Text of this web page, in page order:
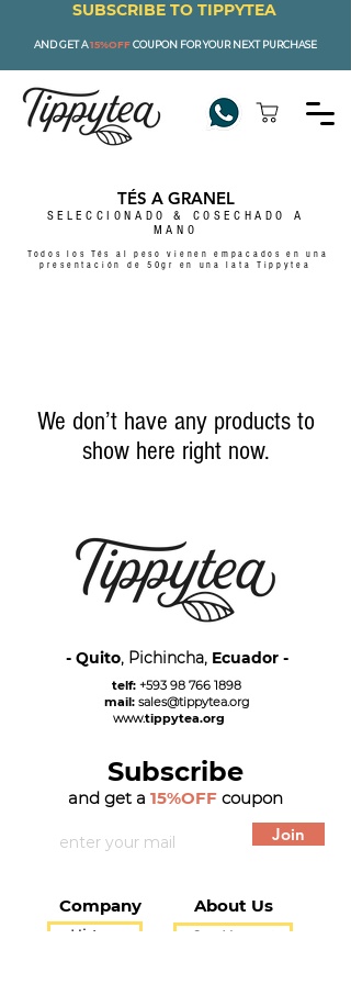
AND GET A15%OFFCOUPON FOR YOUR NEXT PURCHASE
SUBSCRIBE TO TIPPYTEA
TÉS A GRANEL
SELECCIONADO & COSECHADO A
MANO
Todos los Tés al peso vienen empacados en una
presentación
de 50gr en una lata Tippytea
We don’t have any products to
show here right now.
- Quito, Pichincha,Ecuador -
telf: +593 98 766 1898
mail: sales@tippytea.org
www.tippytea.org
Subscribe
and get a 15%OFF coupon
Join
Company
History
About Us
Our Harvest